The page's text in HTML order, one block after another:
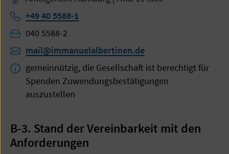
Telefon:
+49 40 5588-1
Telefon:
040 5588-2
mail@immanuelalbertinen.de
gemeinnützig, die Gesellschaft ist berechtigt für
Spenden Zuwendungsbestätigungen
auszustellen
B-3. Stand der Vereinbarkeit mit den
Anforderungen